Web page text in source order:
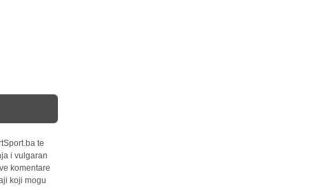
te
i vulgaran
komentare
koji mogu